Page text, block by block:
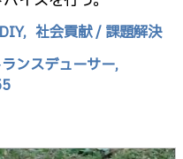
社会貢献 / 課題解決
ンスデューサー,